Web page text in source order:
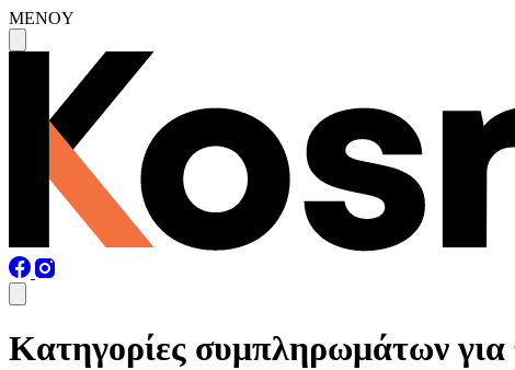
MENOY
Kατηγορίες συμπληρωμάτων για